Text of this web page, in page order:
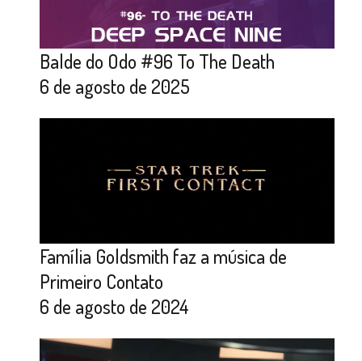
Balde do Odo #96 To The Death
6 de agosto de 2025
Família Goldsmith faz a música de
Primeiro Contato
6 de agosto de 2024